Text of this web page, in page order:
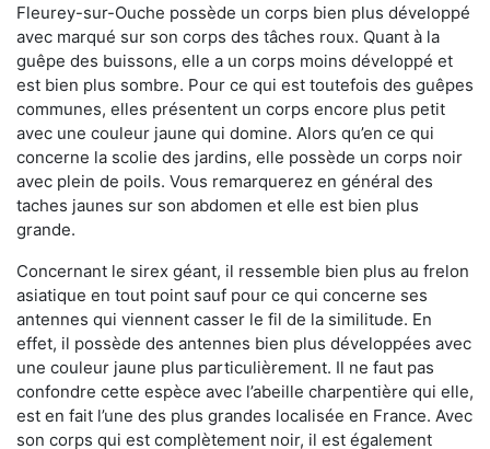
Fleurey-sur-Ouche possède un corps bien plus développé
avec marqué sur son corps des tâches roux. Quant à la
guêpe des buissons, elle a un corps moins développé et
est bien plus sombre. Pour ce qui est toutefois des guêpes
communes, elles présentent un corps encore plus petit
avec une couleur jaune qui domine. Alors qu’en ce qui
concerne la scolie des jardins, elle possède un corps noir
avec plein de poils. Vous remarquerez en général des
taches jaunes sur son abdomen et elle est bien plus
grande.
Concernant le sirex géant, il ressemble bien plus au frelon
asiatique en tout point sauf pour ce qui concerne ses
antennes qui viennent casser le fil de la similitude. En
effet, il possède des antennes bien plus développées avec
une couleur jaune plus particulièrement. Il ne faut pas
confondre cette espèce avec l’abeille charpentière qui elle,
est en fait l’une des plus grandes localisée en France. Avec
son corps qui est complètement noir, il est également